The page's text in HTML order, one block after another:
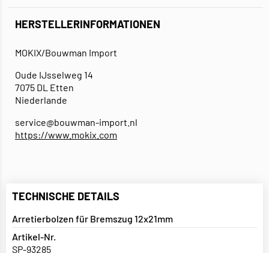
HERSTELLERINFORMATIONEN
MOKIX/Bouwman Import
Oude IJsselweg 14
7075 DL Etten
Niederlande
service@bouwman-import.nl
https://www.mokix.com
TECHNISCHE DETAILS
Arretierbolzen für Bremszug 12x21mm
Artikel-Nr.
SP-93285